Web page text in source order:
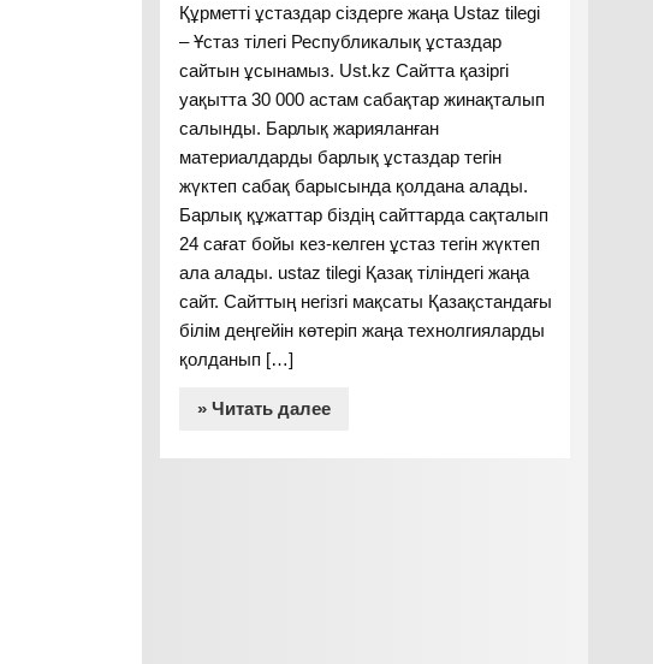
Құрметті ұстаздар сіздерге жаңа Ustaz tilegi
– Ұстаз тілегі Республикалық ұстаздар
сайтын ұсынамыз. Ust.kz Сайтта қазіргі
уақытта 30 000 астам сабақтар жинақталып
салынды. Барлық жарияланған
материалдарды барлық ұстаздар тегін
жүктеп сабақ барысында қолдана алады.
Барлық құжаттар біздің сайттарда сақталып
24 сағат бойы кез-келген ұстаз тегін жүктеп
ала алады. ustaz tilegi Қазақ тіліндегі жаңа
сайт. Сайттың негізгі мақсаты Қазақстандағы
білім деңгейін көтеріп жаңа технолгияларды
қолданып […]
» Читать далее